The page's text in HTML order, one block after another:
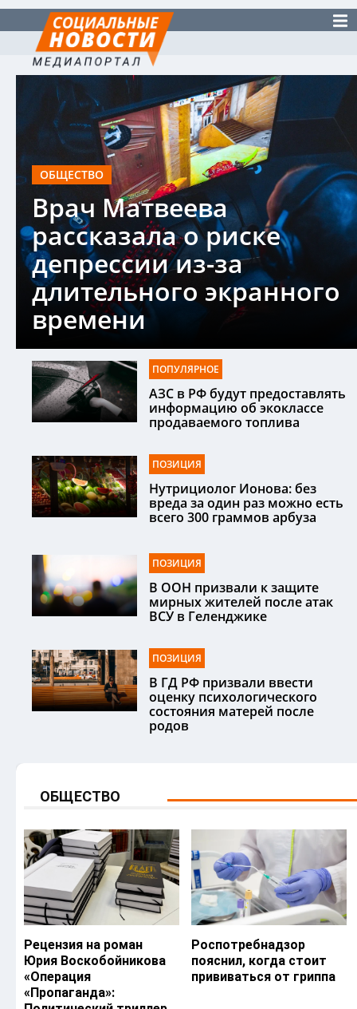
ОБЩЕСТВО
Врач Матвеева
рассказала о риске
депрессии из-за
длительного экранного
времени
ПОПУЛЯРНОЕ
АЗС в РФ будут предоставлять
информацию об экоклассе
продаваемого топлива
ПОЗИЦИЯ
Нутрициолог Ионова: без
вреда за один раз можно есть
всего 300 граммов арбуза
ПОЗИЦИЯ
В ООН призвали к защите
мирных жителей после атак
ВСУ в Геленджике
ПОЗИЦИЯ
В ГД РФ призвали ввести
оценку психологического
состояния матерей после
родов
ОБЩЕСТВО
Рецензия на роман
Юрия Воскобойникова
«Операция
«Пропаганда»:
Роспотребнадзор
пояснил, когда стоит
прививаться от гриппа